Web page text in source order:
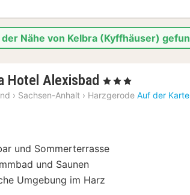
Nähe von Kelbra (Kyffhäuser)
Hotel Alexisbad 3
Nächte
, 3 Sterne
› Sachsen-Anhalt › Harzgerode Auf der
und Sommerterrasse
und Saunen
Umgebung im Harz